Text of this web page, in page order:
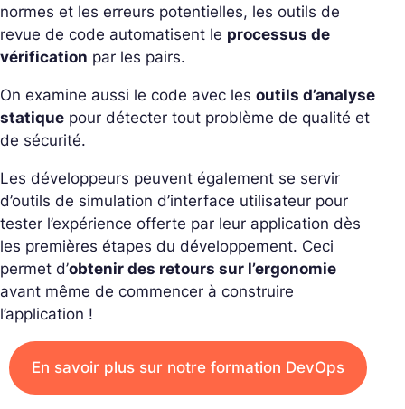
normes et les erreurs potentielles, les outils de
revue de code automatisent le processus de
vérification par les pairs.
On examine aussi le code avec les outils d’analyse
statique pour détecter tout problème de qualité et
de sécurité.
Les développeurs peuvent également se servir
d’outils de simulation d’interface utilisateur pour
tester l’expérience offerte par leur application dès
les premières étapes du développement. Ceci
permet d’obtenir des retours sur l’ergonomie
avant même de commencer à construire
l’application !
En savoir plus sur notre formation DevOps